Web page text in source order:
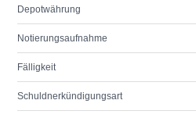
Depotwährung
Notierungsaufnahme
Fälligkeit
Schuldnerkündigungsart